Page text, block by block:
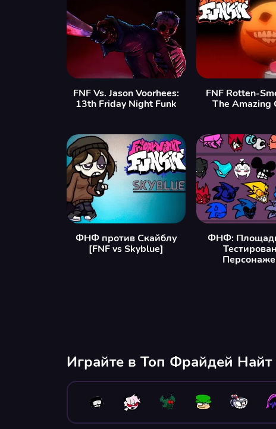
FNF Vs. Jason Voorhees:
13th Friday Night Funk
FNF Rotten-
The Amazing
ФНФ против Скайблу
[FNF vs Skyblue]
ФНФ:
Играйте в Топ Фрайдей